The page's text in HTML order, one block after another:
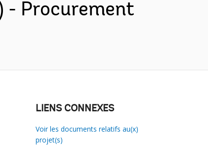
- Procurement
LIENS CONNEXES
Voir les documents relatifs au(x)
projet(s)